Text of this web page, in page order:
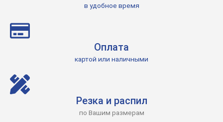
в удобное время
Оплата
картой или наличными
Резка и распил
по Вашим размерам